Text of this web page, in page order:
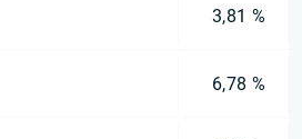
3,81 %
6,78 %